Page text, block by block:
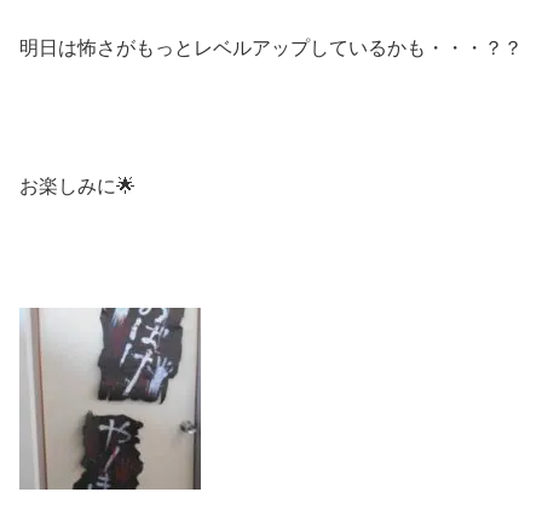
明日は怖さがもっとレベルアップしているかも・・・？？
お楽しみに🌟